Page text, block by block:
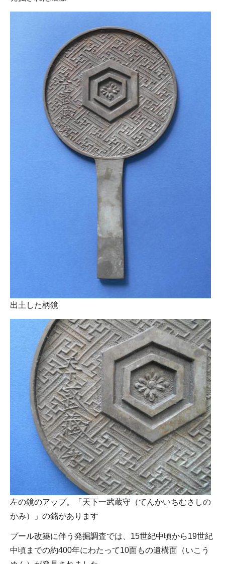
出土した柄鏡
左の鏡のアップ。「天下一武蔵守（てんかいちむさしの
かみ）」の銘があります
プール改築に伴う発掘調査では、15世紀中頃から19世紀
中頃までの約400年にわたって10面もの遺構面（いこう